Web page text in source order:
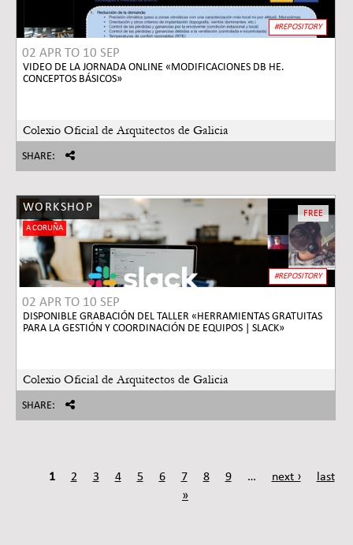
02 APR TO 10 SEP
VIDEO DE LA JORNADA ONLINE «MODIFICACIONES DB HE.
CONCEPTOS BÁSICOS»
Colexio Oficial de Arquitectos de Galicia
#REPOSITORY
SHARE:
WORKSHOP
A CORUÑA
02 APR TO 10 SEP
FREE
DISPONIBLE GRABACIÓN DEL TALLER «HERRAMIENTAS GRATUITAS
PARA LA GESTIÓN Y COORDINACIÓN DE EQUIPOS | SLACK»
Colexio Oficial de Arquitectos de Galicia
#REPOSITORY
SHARE:
1 2 3 4 5 6 7 8 9 … next ›
last
»